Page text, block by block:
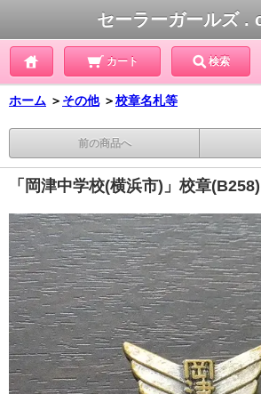
セーラーガールズ .
カート 検索
ホーム ＞ その他 ＞校章名札等
前の商品へ
「岡津中学校(横浜市)」校章